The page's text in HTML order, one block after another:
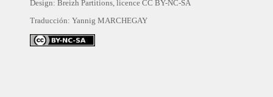
Design: Breizh Partitions, licence CC BY-NC-SA
Traducción: Yannig MARCHEGAY